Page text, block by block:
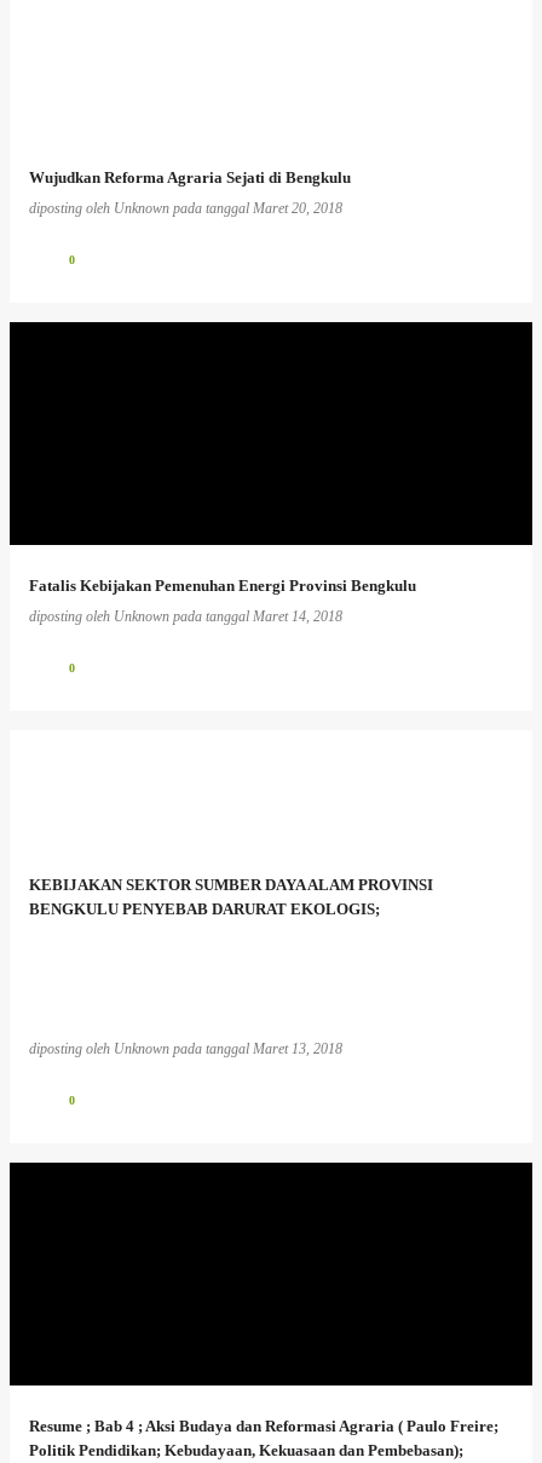
Wujudkan Reforma Agraria Sejati di Bengkulu
diposting oleh Unknown pada tanggal Maret 20, 2018
0
Fatalis Kebijakan Pemenuhan Energi Provinsi Bengkulu
diposting oleh Unknown pada tanggal Maret 14, 2018
0
KEBIJAKAN SEKTOR SUMBER DAYA ALAM PROVINSI
BENGKULU PENYEBAB DARURAT EKOLOGIS;
diposting oleh Unknown pada tanggal Maret 13, 2018
0
Resume ; Bab 4 ; Aksi Budaya dan Reformasi Agraria ( Paulo Freire;
Politik Pendidikan; Kebudayaan, Kekuasaan dan Pembebasan);